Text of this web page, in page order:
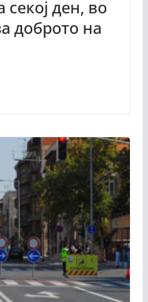
ден, во
доброто на